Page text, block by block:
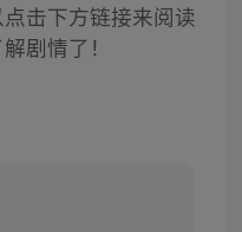
击下方链接来阅读
剧情了！